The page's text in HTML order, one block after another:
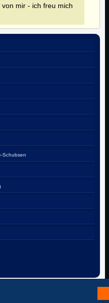
mir - ich freu mich
Schubsen